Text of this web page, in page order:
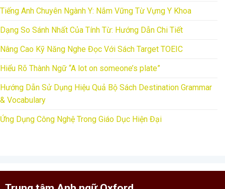
Tiếng Anh Chuyên Ngành Y: Nắm Vững Từ Vựng Y Khoa
Dạng So Sánh Nhất Của Tính Từ: Hướng Dẫn Chi Tiết
Nâng Cao Kỹ Năng Nghe Đọc Với Sách Target TOEIC
Hiểu Rõ Thành Ngữ “A lot on someone’s plate”
Hướng Dẫn Sử Dụng Hiệu Quả Bộ Sách Destination Grammar
& Vocabulary
Ứng Dụng Công Nghệ Trong Giáo Dục Hiện Đại